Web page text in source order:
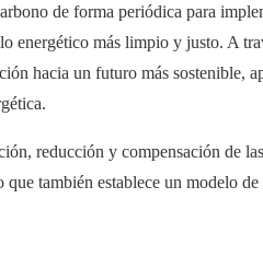
de forma periódica para
energético más limpio y justo. A
hacia un futuro más sostenible,
reducción y compensación de
también establece un modelo